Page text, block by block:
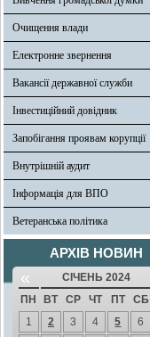
Очищення влади
Електронне звернення
Вакансії державної служби
Інвестиційний довідник
Запобігання проявам корупції
Внутрішній аудит
Інформація для ВПО
Ветеранська політика
АРХІВ НОВИН
« СІЧЕНЬ 2024
ПН ВТ СР ЧТ ПТ СБ
1
2 3 4 5 6